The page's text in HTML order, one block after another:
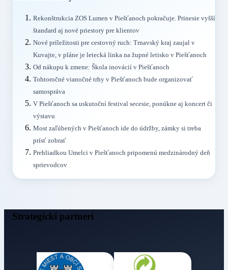
Rekonštrukcia ZOS Lumen v Piešťanoch pokračuje. Prinesie vyšší
štandard aj nové priestory pre klientov
Nové príležitosti pre cestovný ruch: Trnavský kraj zaujal v
Kuvajte, v pláne je letecká linka na župné letisko v Piešťanoch
Od nákupu k zmene: Škola inovácií v Piešťanoch
Tohtoročné vianočné trhy v Piešťanoch bude organizovať
samospráva
V Piešťanoch sa uskutoční festival secesie, ponúkne aj koncert či
výstavu
Most zaľúbených v Piešťanoch ide do údržby, zámky si treba
prísť zobrať
Prehliadkou Umelci v Piešťanoch pripomenú medzinárodný deň
sprievodcov
Strategickí partneri